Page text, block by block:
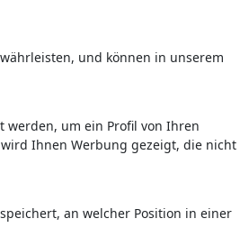
Klatsche
und können in unserem
werden, um ein Profil von Ihren
Ihnen Werbung gezeigt, die nicht
an welcher Position in einer